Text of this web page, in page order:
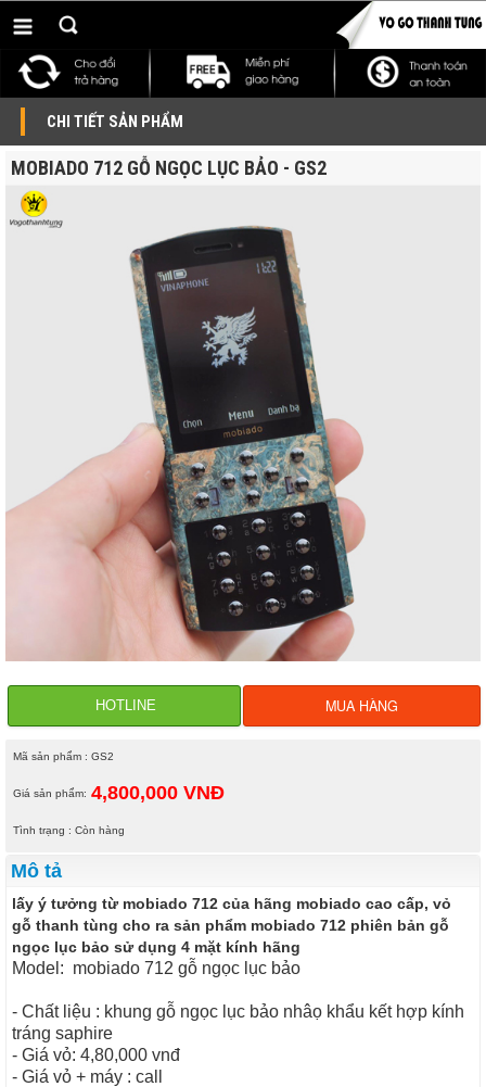
CHI TIẾT SẢN PHẨM
MOBIADO 712 GỖ NGỌC LỤC BẢO - GS2
HOTLINE MUA HÀNG
Mã sản phẩm : GS2
Giá sản phẩm: 4,800,000 VNĐ
Tình trạng : Còn hàng
Mô tả
lấy ý tưởng từ mobiado 712 của hãng mobiado cao cấp, vỏ
gỗ thanh tùng cho ra sản phẩm mobiado 712 phiên bản gỗ
ngọc lục bảo sử dụng 4 mặt kính hãng
Model: mobiado 712 gỗ ngọc lục bảo
- Chất liệu : khung gỗ ngọc lục bảo nhâọ khẩu kết hợp kính
tráng saphire
- Giá vỏ: 4,80,000 vnđ
- Giá vỏ + máy : call